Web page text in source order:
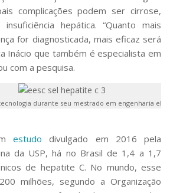
complicações podem ser cirrose,
hepática. “Quanto mais
for diagnosticada, mais eficaz será
Inácio que também é especialista em
com a pesquisa.
durante seu mestrado em engenharia
estudo divulgado em 2016 pela
da USP, há no Brasil de 1,4 a 1,7
de hepatite C. No mundo, esse
milhões, segundo a Organização